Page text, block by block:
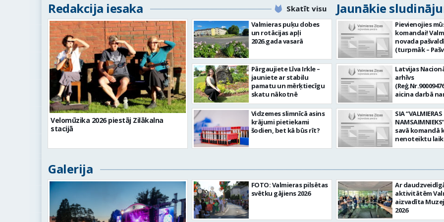
Redakcija iesaka Skatīt visu Jaunākie
Velomūzika 2026 piestāj Zilākalna
stacijā
Valmieras puķu dobes
un rotācijas apļi
2026.gada vasarā
Pārgaujiete Līva Irkle –
jauniete ar stabilu
pamatu un mērķtiecīgu
skatu nākotnē
Vidzemes slimnīcā asins
krājumi pietiekami
šodien, bet kā būs rīt?
Pievienojies
komandai!
novada
(turpmāk –
aicina darbā
Informācijas
centra (ITC)
tehnoloģiju
vieta: Rūjienas
Naukšēnu
teritorijās Ja
vēlme:
informācijas un
komunikācijas
IKT) saistīto
un operatīvu
nodrošināt
datortehnikas
atbalstu un ar to
saistīto
Latvijas
arhīvs
aicina darbā
pārzini (uz
laiku)
valsts arhīvā Mēs
Valmieras
arhīvā
dokumentāro
mantojumu.
pārraudzībā un
zonā ietilpst
Valkas,
Limbažu novadi.
SIA “VALMIERAS
savā komandā
nenoteiktu
SPECIALIZĒTĀ
pienākumi:
apkalpot
(arī kravas)
uzturēt
automobili
kārtībā. veikt
Galerija
FOTO: Valmieras pilsētas
svētku gājiens 2026
Ar
aktivitātēm
aizvadīta
2026